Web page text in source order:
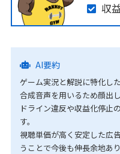
収
AI要約
ゲーム実況と解説に特化し
合成音声を用いるため顔出
ドライン違反や収益化停止
す。
視聴単価が高く安定した広
うことで今後も伸長余地あり